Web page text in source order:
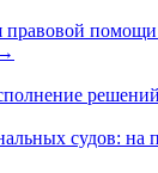
→
судов: